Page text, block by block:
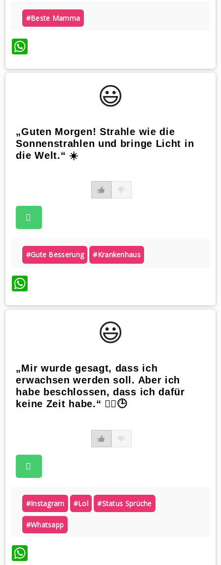
#beste Mamma
WhatsApp
😃️
„Guten Morgen! Strahle wie die
Sonnenstrahlen und bringe Licht in
die Welt.“ ☀️
#gute Besserung #krankenhaus
WhatsApp
😃️
„Mir wurde gesagt, dass ich
erwachsen werden soll. Aber ich
habe beschlossen, dass ich dafür
keine Zeit habe.“ 🤷‍♀️🕒
#instagram #lol #status Sprüche
#whatsapp
WhatsApp